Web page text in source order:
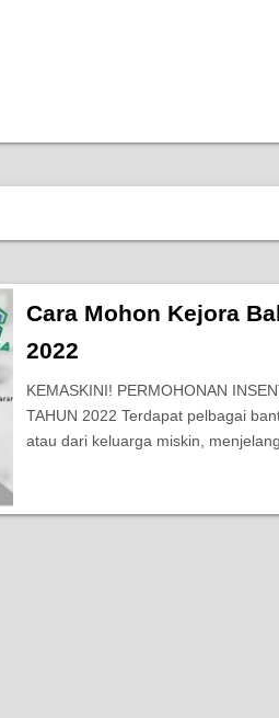
Cara Mohon Kejora
2022
KEMASKINI! PERMOHONAN
TAHUN 2022 Terdapat pelbagai
atau dari keluarga miskin,